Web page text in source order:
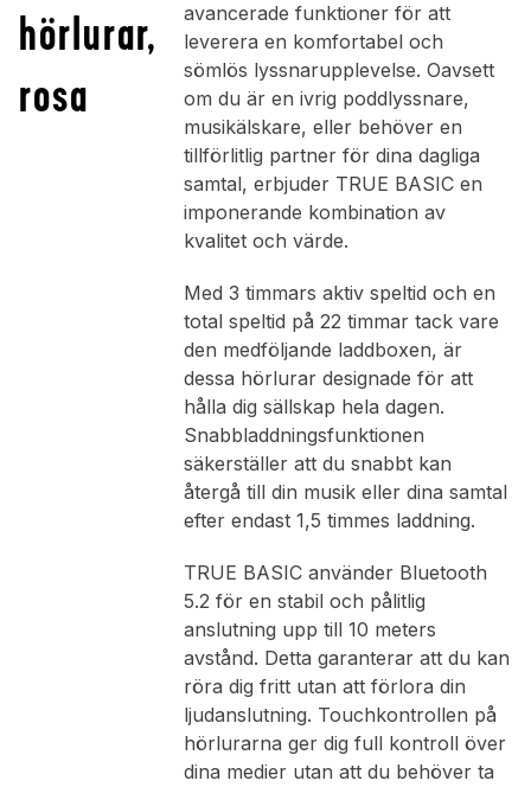
hörlurar,
rosa
avancerade funktioner för att
leverera en komfortabel och
sömlös lyssnarupplevelse. Oavsett
om du är en ivrig poddlyssnare,
musikälskare, eller behöver en
tillförlitlig partner för dina dagliga
samtal, erbjuder TRUE BASIC en
imponerande kombination av
kvalitet och värde.
Med 3 timmars aktiv speltid och en
total speltid på 22 timmar tack vare
den medföljande laddboxen, är
dessa hörlurar designade för att
hålla dig sällskap hela dagen.
Snabbladdningsfunktionen
säkerställer att du snabbt kan
återgå till din musik eller dina samtal
efter endast 1,5 timmes laddning.
TRUE BASIC använder Bluetooth
5.2 för en stabil och pålitlig
anslutning upp till 10 meters
avstånd. Detta garanterar att du kan
röra dig fritt utan att förlora din
ljudanslutning. Touchkontrollen på
hörlurarna ger dig full kontroll över
dina medier utan att du behöver ta